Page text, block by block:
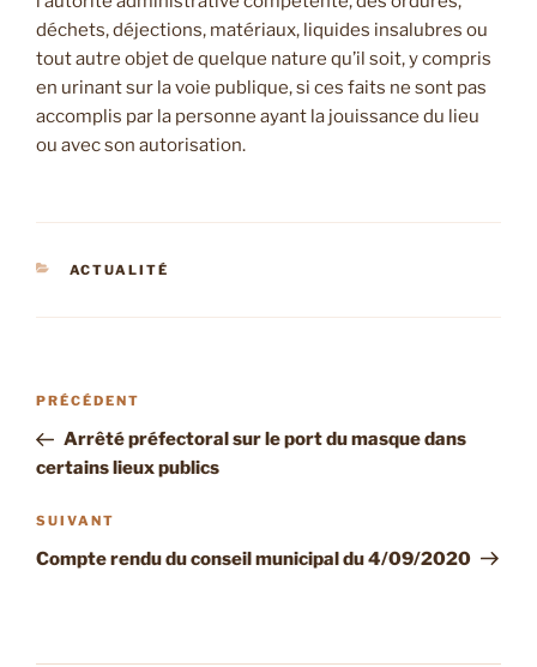
déchets, déjections, matériaux, liquides insalubres ou
tout autre objet de quelque nature qu’il soit, y compris
en urinant sur la voie publique, si ces faits ne sont pas
accomplis par la personne ayant la jouissance du lieu
ou avec son autorisation.
CATÉGORIES
ACTUALITÉ
Navigation
l’article
Article
précédent
PRÉCÉDENT
Arrêté préfectoral sur le port du masque dans
certains lieux publics
Article
suivant
SUIVANT
Compte rendu du conseil municipal du 4/09/2020